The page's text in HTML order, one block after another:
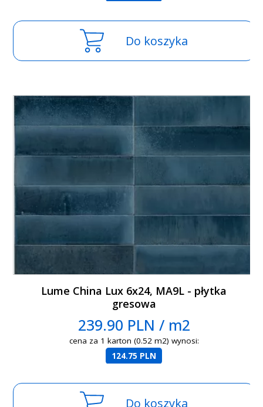
Do koszyka
Lume China Lux 6x24, MA9L - płytka
gresowa
239.90 PLN / m2
cena za 1 karton (0.52 m2) wynosi:
124.75 PLN
Do koszyka